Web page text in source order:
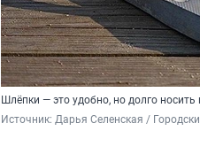
Шлёпки — это удобно, но долго носить
Источник: Дарья Селенская /